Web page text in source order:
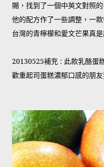
賜，找到了一個中英文對照的
他的配方作了一些調整，一
台灣的青檸檬和愛文芒果真是
20130525補充 : 此款乳酪蛋
歡重起司蛋糕濃郁口感的朋